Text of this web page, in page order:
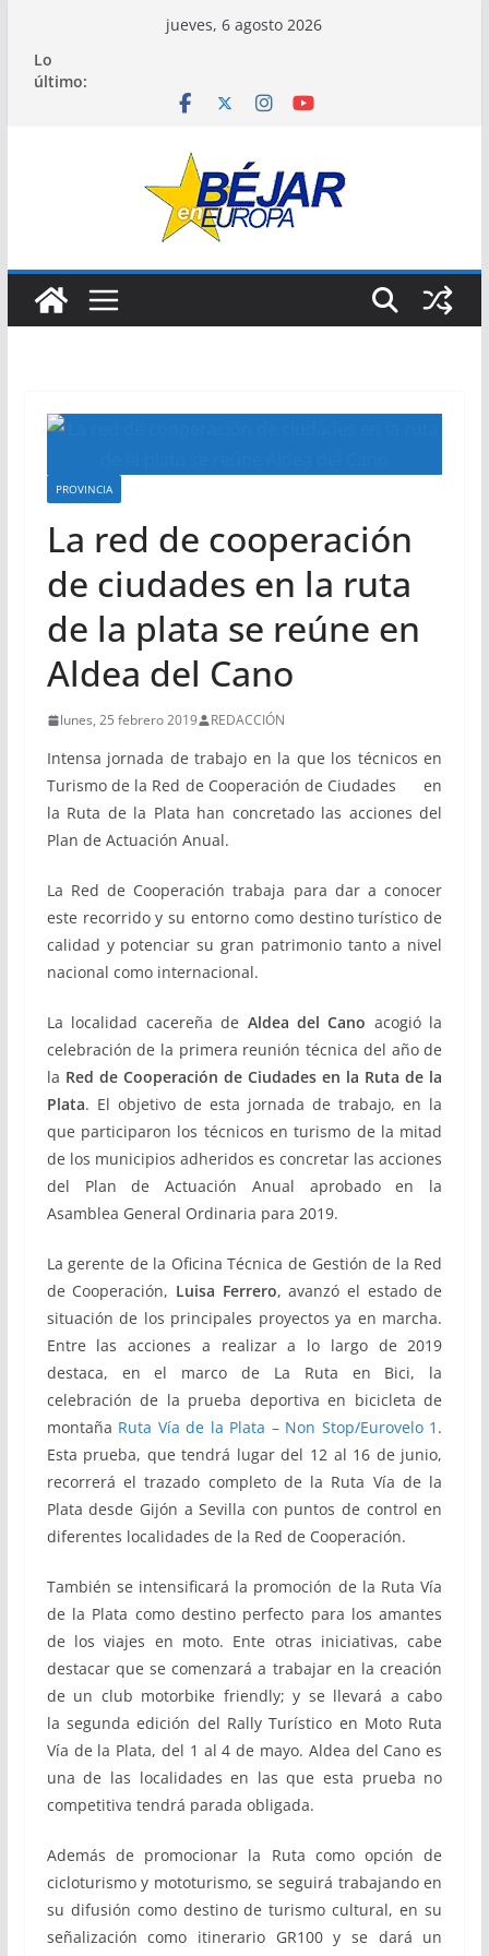
contenido
jueves, 6 agosto 2026
Lo
último:
PROVINCIA
La red de cooperación
de ciudades en la ruta
de la plata se reúne en
Aldea del Cano
lunes, 25 febrero 2019 REDACCIÓN
Intensa jornada de trabajo en la que los técnicos en
Turismo de la Red de Cooperación de Ciudades en
la Ruta de la Plata han concretado las acciones del
Plan de Actuación Anual.
La Red de Cooperación trabaja para dar a conocer
este recorrido y su entorno como destino turístico de
calidad y potenciar su gran patrimonio tanto a nivel
nacional como internacional.
La localidad cacereña de Aldea del Cano acogió la
celebración de la primera reunión técnica del año de
la Red de Cooperación de Ciudades en la Ruta de la
Plata. El objetivo de esta jornada de trabajo, en la
que participaron los técnicos en turismo de la mitad
de los municipios adheridos es concretar las acciones
del Plan de Actuación Anual aprobado en la
Asamblea General Ordinaria para 2019.
La gerente de la Oficina Técnica de Gestión de la Red
de Cooperación, Luisa Ferrero, avanzó el estado de
situación de los principales proyectos ya en marcha.
Entre las acciones a realizar a lo largo de 2019
destaca, en el marco de La Ruta en Bici, la
celebración de la prueba deportiva en bicicleta de
montaña Ruta Vía de la Plata – Non Stop/Eurovelo 1 .
Esta prueba, que tendrá lugar del 12 al 16 de junio,
recorrerá el trazado completo de la Ruta Vía de la
Plata desde Gijón a Sevilla con puntos de control en
diferentes localidades de la Red de Cooperación.
También se intensificará la promoción de la Ruta Vía
de la Plata como destino perfecto para los amantes
de los viajes en moto. Ente otras iniciativas, cabe
destacar que se comenzará a trabajar en la creación
de un club motorbike friendly; y se llevará a cabo
la segunda edición del Rally Turístico en Moto Ruta
Vía de la Plata, del 1 al 4 de mayo. Aldea del Cano es
una de las localidades en las que esta prueba no
competitiva tendrá parada obligada.
Además de promocionar la Ruta como opción de
cicloturismo y mototurismo, se seguirá trabajando en
su difusión como destino de turismo cultural, en su
señalización como itinerario GR100 y se dará un